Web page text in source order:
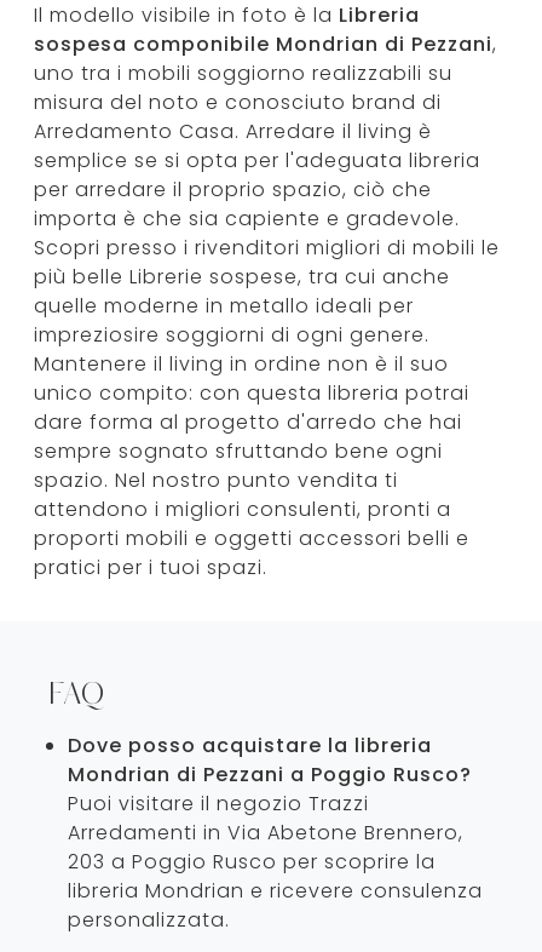
Il modello visibile in foto è la Libreria
sospesa componibile Mondrian di Pezzani,
uno tra i mobili soggiorno realizzabili su
misura del noto e conosciuto brand di
Arredamento Casa. Arredare il living è
semplice se si opta per l'adeguata libreria
per arredare il proprio spazio, ciò che
importa è che sia capiente e gradevole.
Scopri presso i rivenditori migliori di mobili le
più belle Librerie sospese, tra cui anche
quelle moderne in metallo ideali per
impreziosire soggiorni di ogni genere.
Mantenere il living in ordine non è il suo
unico compito: con questa libreria potrai
dare forma al progetto d'arredo che hai
sempre sognato sfruttando bene ogni
spazio. Nel nostro punto vendita ti
attendono i migliori consulenti, pronti a
proporti mobili e oggetti accessori belli e
pratici per i tuoi spazi.
FAQ
Dove posso acquistare la libreria
Mondrian di Pezzani a Poggio Rusco?
Puoi visitare il negozio Trazzi
Arredamenti in Via Abetone Brennero,
203 a Poggio Rusco per scoprire la
libreria Mondrian e ricevere consulenza
personalizzata.